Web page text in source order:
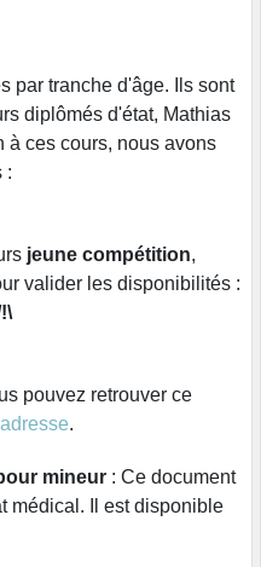
par tranche d'âge. Ils sont
diplômés d'état, Mathias
à ces cours, nous avons
:
jeune compétition,
valider les disponibilités :
pouvez retrouver ce
.
mineur : Ce document
médical. Il est disponible